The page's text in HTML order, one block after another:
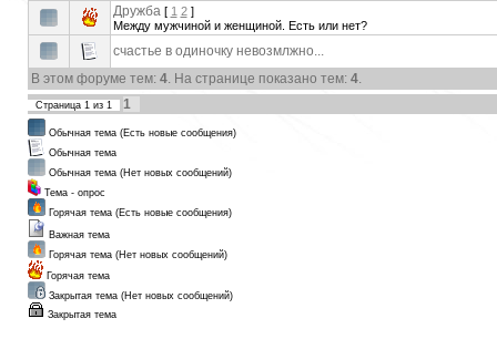
Дружба [ 1 2]
Между мужчиной и женщиной. Есть или нет?
счастье в одиночку невозмлжно...
В этом форуме тем: 4. На странице показано тем: 4.
Страница 1из 1 1
Обычная тема (Есть новые сообщения)
Обычная тема
Обычная тема (Нет новых сообщений)
Тема - опрос
Горячая тема (Есть новые сообщения)
Важная тема
Горячая тема (Нет новых сообщений)
Горячая тема
Закрытая тема (Нет новых сообщений)
Закрытая тема